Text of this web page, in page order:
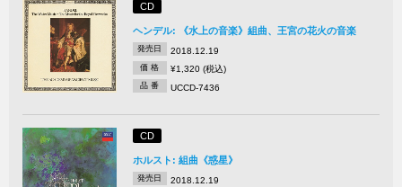
CD
ヘンデル: 《水上の音楽》組曲、王宮の花火の音楽
発売日 2018.12.19
価 格 ¥1,320 (税込)
品 番 UCCD-7436
CD
ホルスト: 組曲《惑星》
発売日 2018.12.19